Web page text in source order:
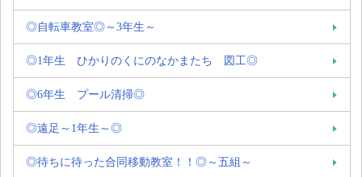
◎自転車教室◎～3年生～
◎1年生 ひかりのくにのなかまたち 図工◎
◎6年生 プール清掃◎
◎遠足～1年生～◎
◎待ちに待った合同移動教室！！◎～五組～